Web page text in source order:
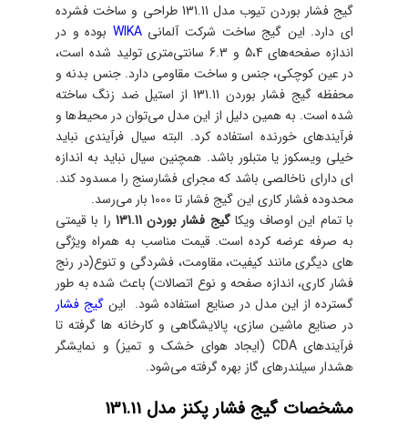
گیج فشار بوردن تیوب مدل 131.11 طراحی و ساخت فشرده
ای دارد. این گیج ساخت شرکت آلمانیWIKA بوده و در
اندازه صفحه­‌های 5،4 و 6.3 سانتی‌متری تولید شده است،
در عین کوچکی، جنس و ساخت مقاومی دارد. جنس بدنه و
محفظه گیج‌ فشار بوردن 131.11 از استیل ضد زنگ ساخته
شده است. به همین دلیل از این مدل می‌­توان در محیط­‌ها و
فرآیندهای خورنده استفاده کرد. البته سیال فرآیندی نباید
خیلی ویسکوز یا متبلور باشد. همچنین سیال نباید به اندازه­‌
ای دارای ناخالصی باشد که مجرای فشارسنج را مسدود کند.
محدوده فشار کاری این گیج فشار تا 1000 بار می­‌رسد.
با تمام این اوصاف ویکاگیج‌ فشار بوردن 131.11
را با قیمتی
به صرفه عرضه کرده است. قیمت مناسب به همراه ویژگی­‌
های دیگری مانند کیفیت، مقاومت، فشردگی و تنوع(در رنج
فشار کاری، اندازه صفحه و نوع اتصالات) باعث شده به طور
گسترده از این مدل در صنایع استفاده شود. این گیج فشار
در صنایع ماشین سازی، پالایشگاهی و کارخانه‌‍ ها گرفته تا
فرآیندهای CDA (ایجاد هوای خشک و تمیز) و نمایشگر
هشدار سیلندرهای گاز بهره گرفته می­‌شود.
مشخصات گیج فشار پکنز مدل 131.11